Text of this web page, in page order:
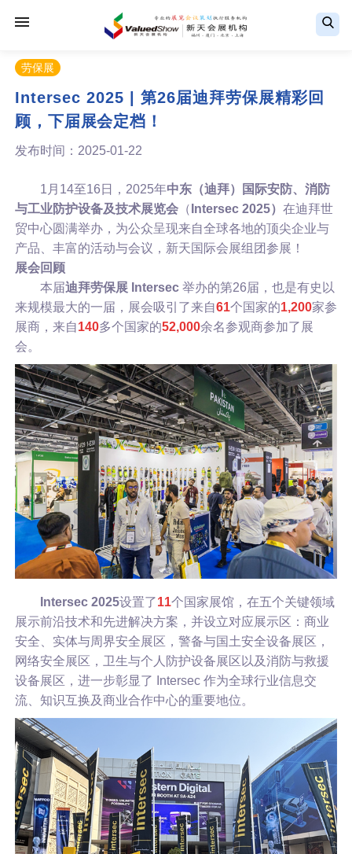
劳保展
Intersec 2025 | 第26届迪拜劳保展精彩回
顾，下届展会定档！
发布时间：2025-01-22
1月14至16日，2025年中东（迪拜）国际安防、消防
与工业防护设备及技术展览会（ Intersec 2025） 在迪拜世
贸中心圆满举办，为公众呈现来自全球各地的顶尖企业与
产品、丰富的活动与会议，新天国际会展组团参展！
展会回顾
本届迪拜劳保展 Intersec举办的第26届，也是有史以
来规模最大的一届，展会吸引了来自61个国家的1,200家参
展商，来自140多个国家的52,000余名参观商参加了展
会。
Intersec 2025设置了11个国家展馆，在五个关键领域
展示前沿技术和先进解决方案，并设立对应展示区：商业
安全、实体与周界安全展区，警备与国土安全设备展区，
网络安全展区，卫生与个人防护设备展区以及消防与救援
设备展区，进一步彰显了 Intersec 作为全球行业信息交
流、知识互换及商业合作中心的重要地位。